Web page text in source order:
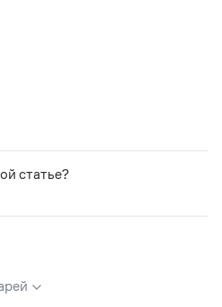
до тонкостей
статье?